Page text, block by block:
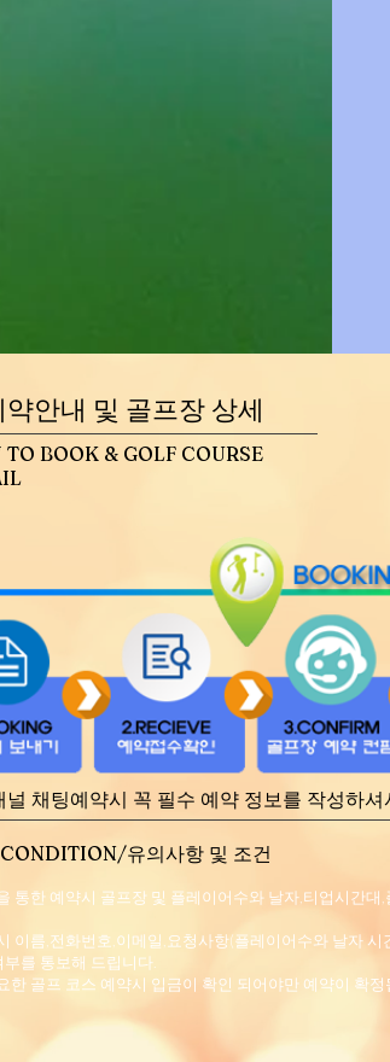
약안내 및 골프장 상세
TO BOOK & GOLF COURSE
널 채팅예약시 꼭 필수 예약 정보를 작성하
유의사항 및 조건
통한 예약시 골프장 및 플레이어수와 날자,티업시간
이름,전화번호,이메일,요청사항(플레이어수와 날자
를 통보해 드립니다.
한 골프 코스 예약시 입금이 확인 되어야만 예약이 확정